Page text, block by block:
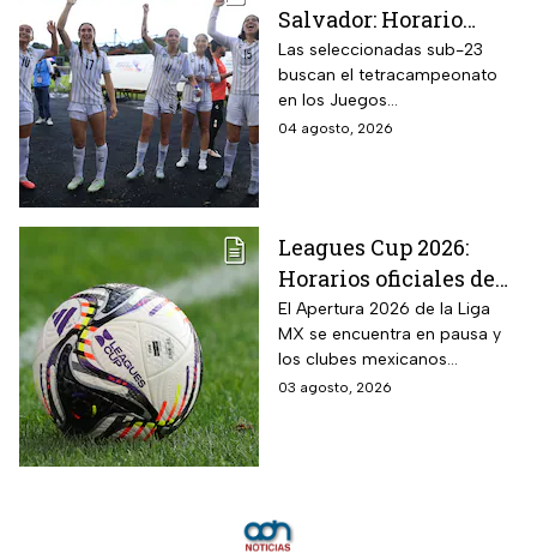
Salvador: Horario
oficial y dónde ver la
semifinal de la
femenil en los Juegos
Centroamericanos
Las seleccionadas sub-23
buscan el tetracampeonato
en los Juegos
Centroamericanos y del
04 agosto, 2026
Leagues Cup 2026:
Horarios oficiales de
los partidos de la Liga
MX vs MLS de la Fase
1
El Apertura 2026 de la Liga
MX se encuentra en pausa y
los clubes mexicanos
competirán en el torneo
03 agosto, 2026